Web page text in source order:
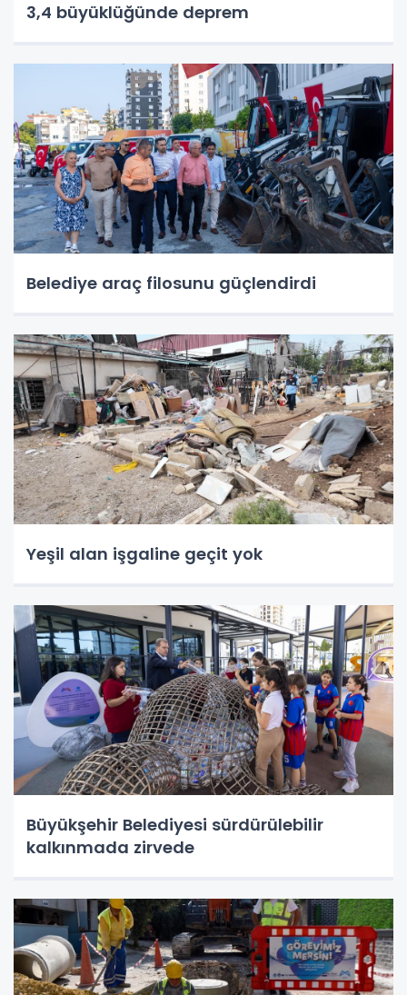
3,4 büyüklüğünde deprem
Belediye araç filosunu güçlendirdi
Yeşil alan işgaline geçit yok
Büyükşehir Belediyesi sürdürülebilir
kalkınmada zirvede